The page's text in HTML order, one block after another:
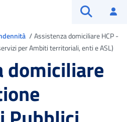
Assistenza domiciliare HCP -
per Ambiti territoriali, enti e ASL)
domiciliare